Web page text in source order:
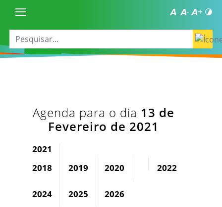
Agenda para o dia 13 de
Fevereiro de 2021
2021
2018
2019 2020 2022
2024 2025 2026